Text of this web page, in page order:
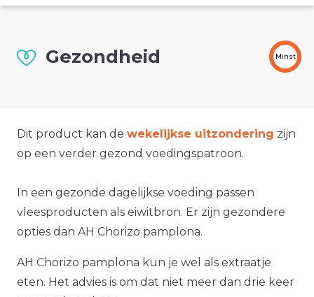
Gezondheid Minst
Dit product kan de wekelijkse uitzondering zijn
op een verder gezond voedingspatroon.
In een gezonde dagelijkse voeding passen
vleesproducten als eiwitbron. Er zijn gezondere
opties dan AH Chorizo pamplona.
AH Chorizo pamplona kun je wel als extraatje
eten. Het advies is om dat niet meer dan drie keer